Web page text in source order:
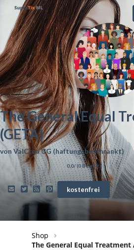
The General Equal
(GETA)
von ValCrea UG (haftungsbeschränkt)
0,0/ (0 Bewert.)
kostenfrei
Shop
The General Equal Treatment